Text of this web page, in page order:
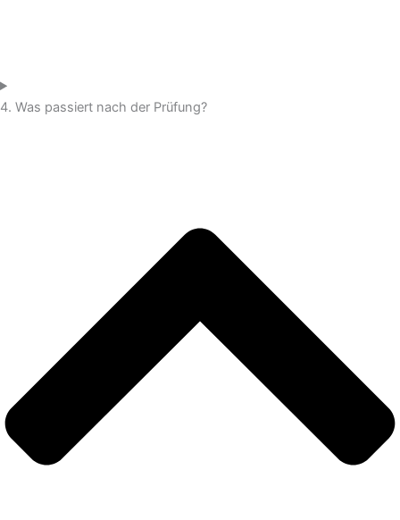
4. Was passiert nach der Prüfung?